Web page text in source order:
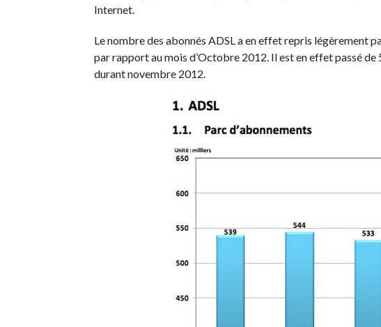
Internet.
Le nombre des abonnés ADSL a en effet repris légèrement
par rapport au mois d’Octobre 2012. Il est en effet passé
durant novembre 2012.